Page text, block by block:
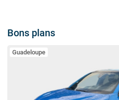
Bons plans
Guadeloupe